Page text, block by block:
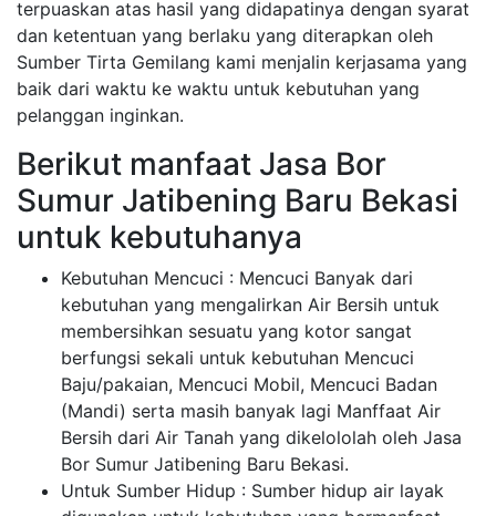
terpuaskan atas hasil yang didapatinya dengan syarat
dan ketentuan yang berlaku yang diterapkan oleh
Sumber Tirta Gemilang kami menjalin kerjasama yang
baik dari waktu ke waktu untuk kebutuhan yang
pelanggan inginkan.
Berikut manfaat Jasa Bor
Sumur Jatibening Baru Bekasi
untuk kebutuhanya
Kebutuhan Mencuci : Mencuci Banyak dari
kebutuhan yang mengalirkan Air Bersih untuk
membersihkan sesuatu yang kotor sangat
berfungsi sekali untuk kebutuhan Mencuci
Baju/pakaian, Mencuci Mobil, Mencuci Badan
(Mandi) serta masih banyak lagi Manffaat Air
Bersih dari Air Tanah yang dikelololah oleh Jasa
Bor Sumur Jatibening Baru Bekasi.
Untuk Sumber Hidup : Sumber hidup air layak